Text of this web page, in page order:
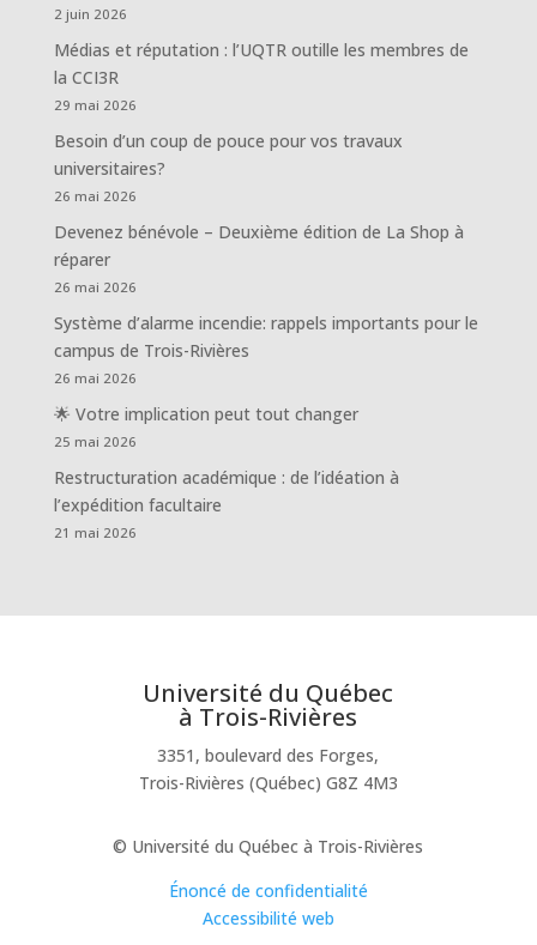
2 juin 2026
Médias et réputation : l’UQTR outille les membres de
la CCI3R
29 mai 2026
Besoin d’un coup de pouce pour vos travaux
universitaires?
26 mai 2026
Devenez bénévole – Deuxième édition de La Shop à
réparer
26 mai 2026
Système d’alarme incendie: rappels importants pour le
campus de Trois-Rivières
26 mai 2026
🌟 Votre implication peut tout changer
25 mai 2026
Restructuration académique : de l’idéation à
l’expédition facultaire
21 mai 2026
Université du Québec
à Trois-Rivières
3351, boulevard des Forges,
Trois-Rivières (Québec) G8Z 4M3
© Université du Québec à Trois-Rivières
Énoncé de confidentialité
Accessibilité web